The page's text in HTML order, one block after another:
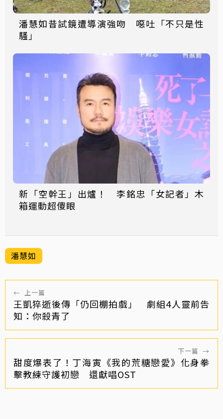
潘慧如昔試鏡遭導演強吻 噁吐「不只是性
騷」
新「空幹王」出爐！ 李銘忠「女記者」木
箱運動超傻眼
潘慧如
← 上一篇
王凱猝逝後傳「仍回棚拍戲」 劇組4人靈前告
知：你殺青了
下一篇 →
甜度爆表了！丁海寅《我的荒糖戀愛》化身拳
擊教練守護初戀 還獻唱OST